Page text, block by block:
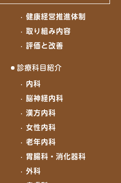
健康経営推進体制
取り組み内容
評価と改善
診療科目紹介
内科
脳神経内科
漢方内科
女性内科
老年内科
胃腸科・消化器科
外科